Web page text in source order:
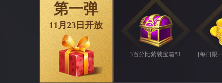
第一弹
11月23日开放
3百分比紫装宝箱*3 [每日限